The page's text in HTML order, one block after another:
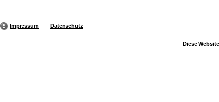
Impressum Datenschutz
Diese